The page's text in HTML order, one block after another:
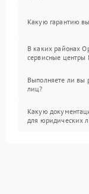
Какую гарантию
В каких районах
сервисные центры
Выполняете ли вы
лиц?
Какую
для юридических